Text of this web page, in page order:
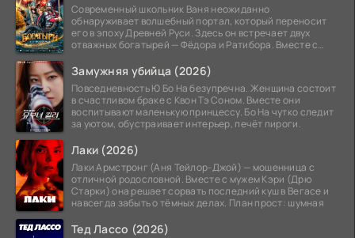
Современный школьник Ваня неожиданно
обнаруживает волшебный портал, который переносит
его в эпоху Древней Руси. Здесь он встречает двух
отважных богатырей — Фёдора и Ратибора. Вместе с
Замужняя убийца (2026)
Повседневность Ю Бо На безупречна. Женщина состоит
в счастливом браке с Квон Тэ Соном. Вместе они
воспитывают маленькую принцессу. Бо На чутко следит
за уютом, обустраивает интерьер, печёт пироги.
Лаки (2026)
Лаки Армстронг (Аня Тейлор-Джой) — мошенница с
отличной родословной. Вместе с мужем Кэри (Дрю
Старки) она решает сорвать последний куш в Вегасе и
навсегда забыть о тёмных делах. План прост: шумная
Тед Лассо (2026)